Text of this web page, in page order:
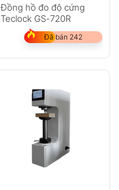
Đồng hồ đo độ cứng
Teclock GS-720R
Đã bán 242